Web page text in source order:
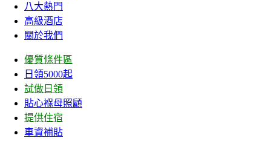
八大熱門
高級酒店
關於我們
優質條件區
日領5000起
試做日領
貼心褓母照顧
提供住宿
車資補貼